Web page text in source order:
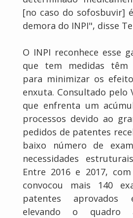
[no caso do sofosbuvir]
demora do INPI", disse
O INPI reconhece esse
que tem medidas têm
para minimizar os
enxuta. Consultado pelo
que enfrenta um
processos devido ao
pedidos de patentes
baixo número de
necessidades
Entre 2016 e 2017,
convocou mais 140
patentes aprovados
elevando o